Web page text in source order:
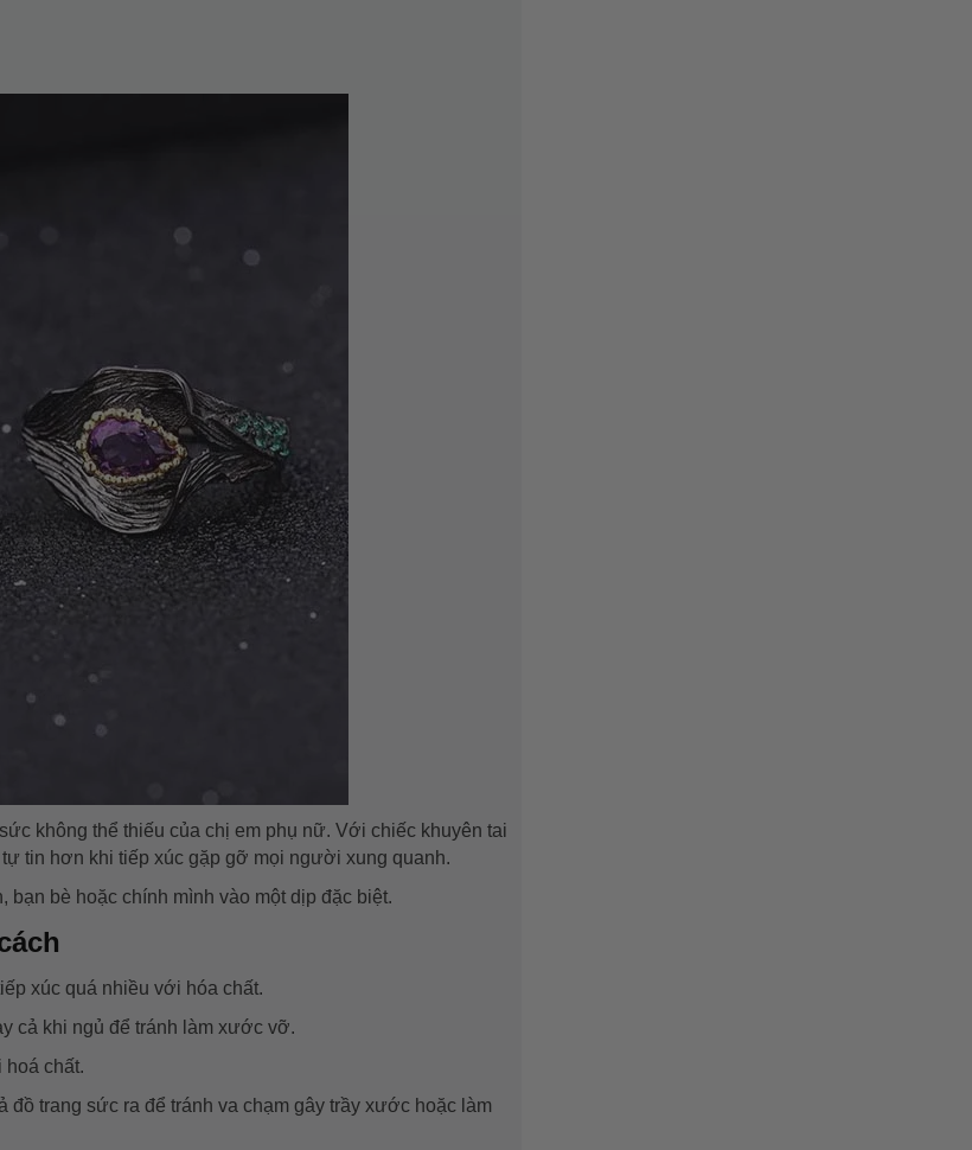
không thể thiếu của chị em phụ nữ. Với chiếc khuyên tai
tin hơn khi tiếp xúc gặp gỡ mọi người xung quanh.
bè hoặc chính mình vào một dịp đặc biệt.
xúc quá nhiều với hóa chất.
cả khi ngủ để tránh làm xước vỡ.
hoá chất.
đồ trang sức ra để tránh va chạm gây trầy xước hoặc làm